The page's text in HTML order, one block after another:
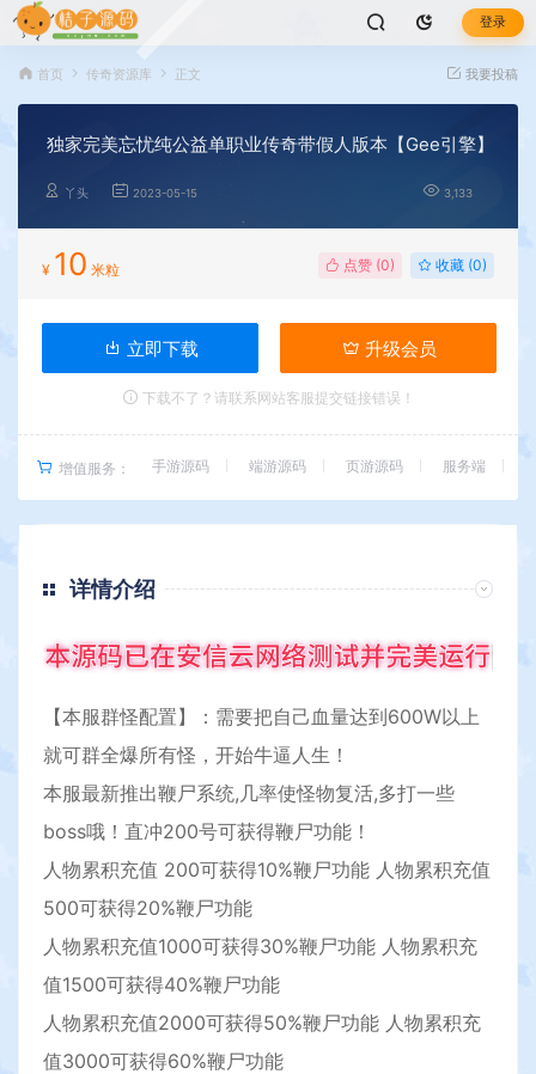
登录
首页 传奇资源库 正文 我要投稿
独家完美忘忧纯公益单职业传奇带假人版本【Gee引擎】
丫头 2023-05-15 3,133
¥ 10 米粒 点赞 (0) 收藏 (0)
立即下载 升级会员
下载不了？请联系网站客服提交链接错误！
增值服务： 手游源码 端游源码 页游源码 服务端
详情介绍
【本服群怪配置】：需要把自己血量达到600W以上
就可群全爆所有怪，开始牛逼人生！
本服最新推出鞭尸系统,几率使怪物复活,多打一些
boss哦！直冲200号可获得鞭尸功能！
人物累积充值 200可获得10%鞭尸功能 人物累积充值
500可获得20%鞭尸功能
人物累积充值1000可获得30%鞭尸功能 人物累积充
值1500可获得40%鞭尸功能
人物累积充值2000可获得50%鞭尸功能 人物累积充
值3000可获得60%鞭尸功能